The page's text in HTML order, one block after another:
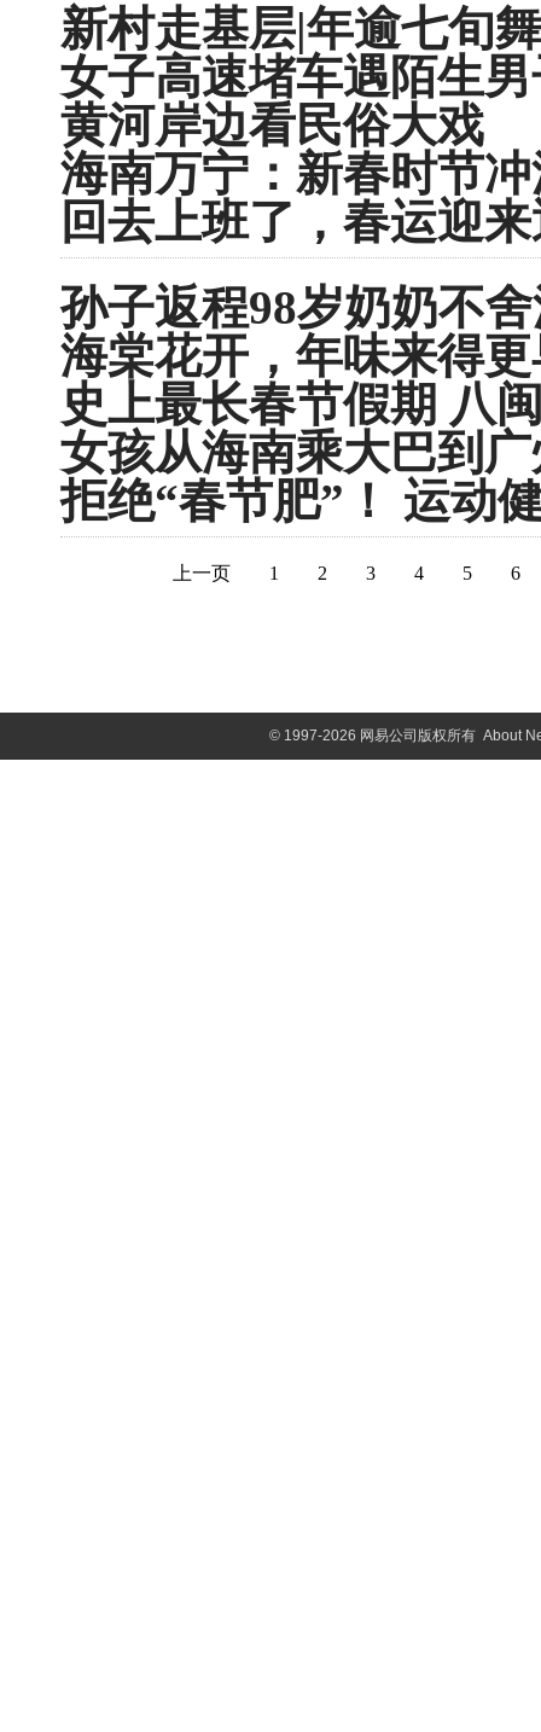
新村走基层|年逾七旬
女子高速堵车遇陌生
黄河岸边看民俗大戏
海南万宁：新春时节
回去上班了，春运迎
孙子返程98岁奶奶不
海棠花开，年味来得
史上最长春节假期 八
女孩从海南乘大巴到
拒绝“春节肥”！ 运动
上一页 1 2 3 4 5 6
©1997-2026 网易公司版权所有 About